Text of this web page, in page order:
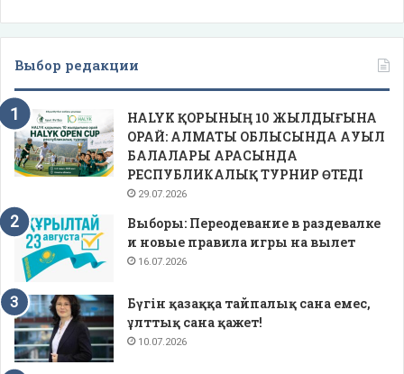
Выбор редакции
HALYK ҚОРЫНЫҢ 10 ЖЫЛДЫҒЫНА
ОРАЙ: АЛМАТЫ ОБЛЫСЫНДА АУЫЛ
БАЛАЛАРЫ АРАСЫНДА
РЕСПУБЛИКАЛЫҚ ТУРНИР ӨТЕДІ
29.07.2026
Выборы: Переодевание в раздевалке
и новые правила игры на вылет
16.07.2026
Бүгін қазаққа тайпалық сана емес,
ұлттық сана қажет!
10.07.2026